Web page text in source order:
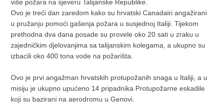
više požara na sjeveru Talijanske Republike.
Ovo je treći dan zaredom kako su hrvatski Canadairi angažirani
u pružanju pomoći gašenja požara u susjednoj Italiji. Tijekom
prethodna dva dana posade su provele oko 20 sati u zraku u
zajedničkim djelovanjima sa talijanskim kolegama, a ukupno su
izbacili oko 400 tona vode na požarišta.
Ovo je prvi angažman hrvatskih protupožanih snaga u Italiji, a u
misiju je ukupno upućeno 14 pripadnika Protupožarne eskadile
koji su bazirani na aerodromu u Genovi.